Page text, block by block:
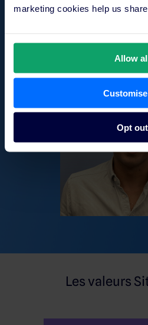
marketing cookies help us
Allow
Customise
Opt out
Simone Portaluri
Les valeurs